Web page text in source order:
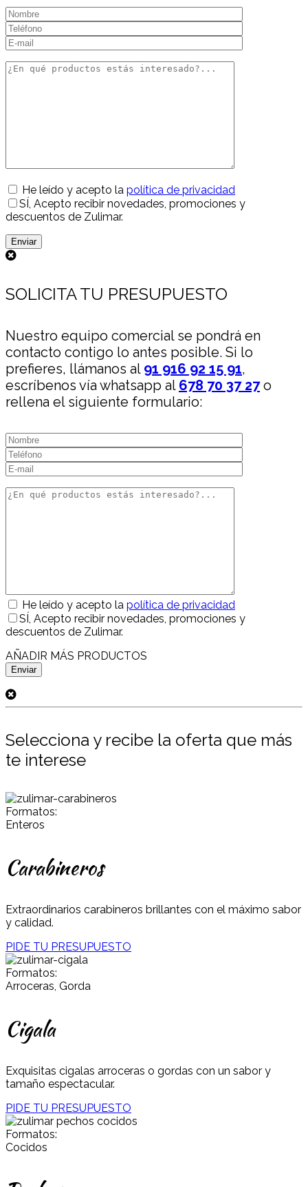
He leído y acepto la política de privacidad
SÍ , Acepto recibir novedades, promociones y
descuentos de Zulimar.
SOLICITA TU PRESUPUESTO
Nuestro equipo comercial se pondrá en
contacto contigo lo antes posible. Si lo
prefieres, llámanos al 91 916 92 15 91,
escríbenos vía whatsapp al 678 70 37 27o
rellena el siguiente formulario:
He leído y acepto la política de privacidad
SÍ, Acepto recibir novedades, promociones y
descuentos de Zulimar.
AÑADIR MÁS PRODUCTOS
Selecciona y recibe la oferta que más
te interese
Formatos:
Enteros
Carabineros
Extraordinarios carabineros brillantes con el máximo sabor
y calidad.
PIDE TU PRESUPUESTO
Formatos:
Arroceras, Gorda
Cigala
Exquisitas cigalas arroceras o gordas con un sabor y
tamaño espectacular.
PIDE TU PRESUPUESTO
Formatos:
Cocidos